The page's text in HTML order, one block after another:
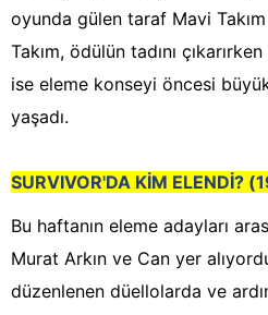
oyunda gülen taraf Mavi
Takım, ödülün tadını
ise eleme konseyi öncesi
yaşadı.
SURVIVOR'DA KİM ELENDİ?
Bu haftanın eleme adayları
Murat Arkın ve Can yer
düzenlenen düellolarda ve